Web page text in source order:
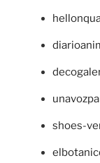
shoes-